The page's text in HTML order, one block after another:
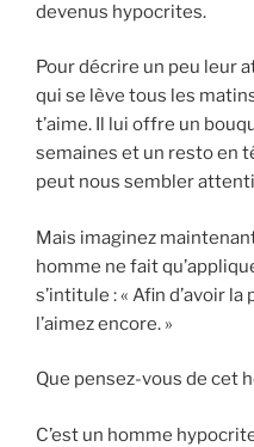
devenus hypocrites.
Pour décrire un peu leur
qui se lève tous les
t’aime. Il lui offre un
semaines et un resto en
peut nous sembler
Mais imaginez
homme ne fait
s’intitule : « Afin d’avoir
l’aimez encore. »
Que pensez-vous de cet
C’est un homme